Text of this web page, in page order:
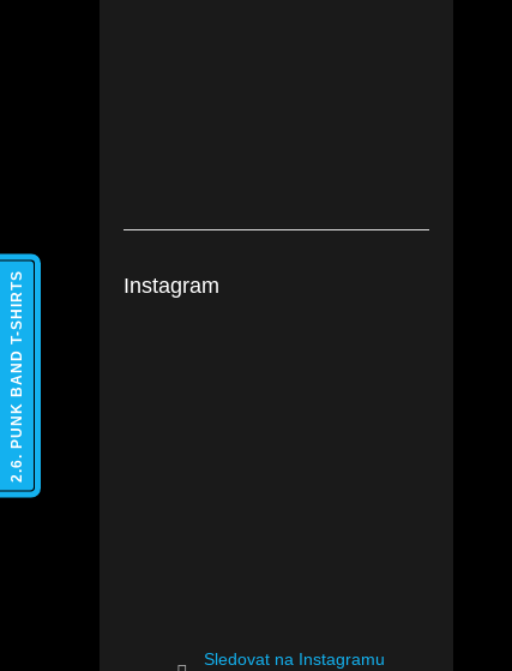
Instagram
Sledovat na Instagramu
2.6. PUNK BAND T-SHIRTS